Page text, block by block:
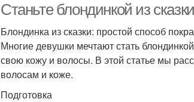
Станьте блондинкой из
Блондинка из сказки: простой способ
Многие девушки мечтают стать
свою кожу и волосы. В этой статье мы
волосам и коже.
Подготовка